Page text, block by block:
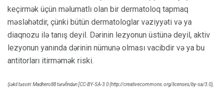
keçirmək üçün məlumatlı olan bir dermatoloq tapmaq
məsləhətdir, çünki bütün dermatologlar vəziyyəti və ya
diaqnozu ilə tanış deyil. Dərinin lezyonun üstünə deyil, aktiv
lezyonun yanında dərinin nümunə olması vacibdir və ya bu
antitorları itirməmək riski.
Şəkil təsviri: Madhero88 tərəfindən [CC-BY-SA-3.0 (http://creativecommons.org/licenses/by-sa/3.0),